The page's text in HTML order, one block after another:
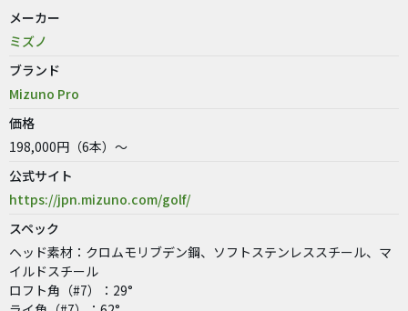
メーカー
ミズノ
ブランド
Mizuno Pro
価格
198,000円（6本）～
公式サイト
https://jpn.mizuno.com/golf/
スペック
ヘッド素材：クロムモリブデン鋼、ソフトステンレススチール、マ
イルドスチール
ロフト角（#7）：29°